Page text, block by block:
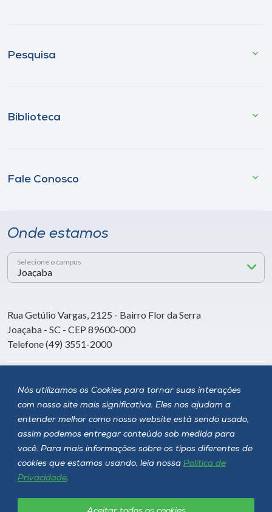
Nós utilizamos os Cookies para tornar suas interações
com nosso site mais significativa. Eles nos ajudam a
entender melhor como nosso website está sendo usado,
assim podemos entregar conteúdo sob medida para
você. Para mais informações sobre os tipos diferentes de
cookies que estamos usando, leia nossa Política de
Privacidade.
Pesquisa
Biblioteca
Fale Conosco
Onde estamos
Selecione o campus
Rua Getúlio Vargas, 2125 - Bairro Flor da Serra
Joaçaba - SC - CEP 89600-000
Telefone (49) 3551-2000
Siga a Unoesc